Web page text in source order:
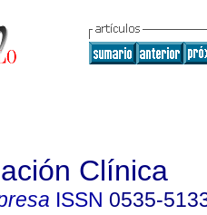
Clínica
ISSN 0535-